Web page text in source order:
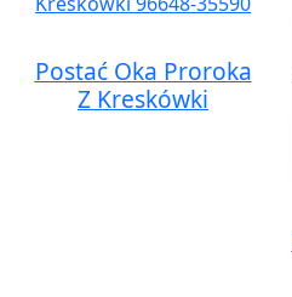
Postać Oka Proroka
Z Kreskówki